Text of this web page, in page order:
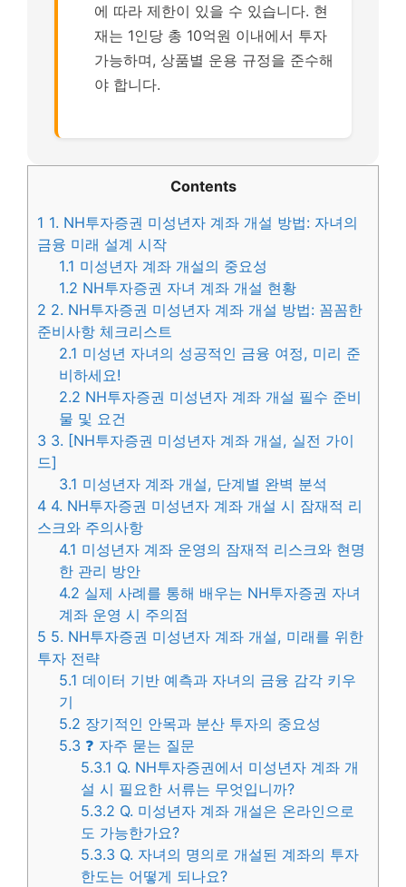
에 따라 제한이 있을 수 있습니다. 현
재는 1인당 총 10억원 이내에서 투자
가능하며, 상품별 운용 규정을 준수해
야 합니다.
Contents
1 1. NH투자증권 미성년자 계좌 개설 방법: 자녀의
금융 미래 설계 시작
1.1 미성년자 계좌 개설의 중요성
1.2 NH투자증권 자녀 계좌 개설 현황
2 2. NH투자증권 미성년자 계좌 개설 방법: 꼼꼼한
준비사항 체크리스트
2.1 미성년 자녀의 성공적인 금융 여정, 미리 준
비하세요!
2.2 NH투자증권 미성년자 계좌 개설 필수 준비
물 및 요건
3 3. [NH투자증권 미성년자 계좌 개설, 실전 가이
드]
3.1 미성년자 계좌 개설, 단계별 완벽 분석
4 4. NH투자증권 미성년자 계좌 개설 시 잠재적 리
스크와 주의사항
4.1 미성년자 계좌 운영의 잠재적 리스크와 현명
한 관리 방안
4.2 실제 사례를 통해 배우는 NH투자증권 자녀
계좌 운영 시 주의점
5 5. NH투자증권 미성년자 계좌 개설, 미래를 위한
투자 전략
5.1 데이터 기반 예측과 자녀의 금융 감각 키우
기
5.2 장기적인 안목과 분산 투자의 중요성
5.3 ❓ 자주 묻는 질문
5.3.1 Q. NH투자증권에서 미성년자 계좌 개
설 시 필요한 서류는 무엇입니까?
5.3.2 Q. 미성년자 계좌 개설은 온라인으로
도 가능한가요?
5.3.3 Q. 자녀의 명의로 개설된 계좌의 투자
한도는 어떻게 되나요?